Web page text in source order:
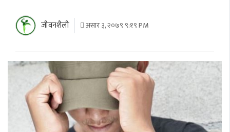
जीवनशैली असार ३, २०७९ ९:१९ PM